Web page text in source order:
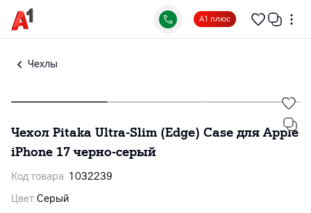
А1 плюс
Чехлы
Чехол Pitaka Ultra-Slim (Edge) Case для Apple
iPhone 17 черно-серый
Код товара 1032239
Цвет Серый